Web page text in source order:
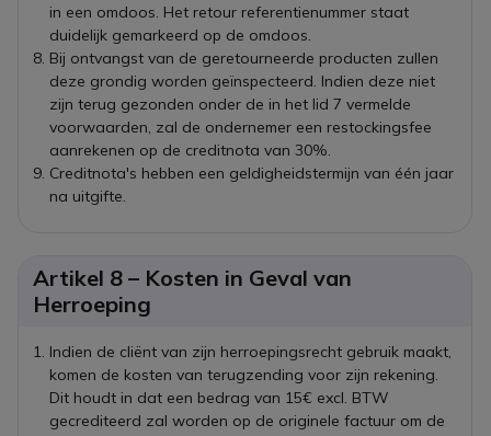
in een omdoos. Het retour referentienummer staat
duidelijk gemarkeerd op de omdoos.
Bij ontvangst van de geretourneerde producten zullen
deze grondig worden geïnspecteerd. Indien deze niet
zijn terug gezonden onder de in het lid 7 vermelde
voorwaarden, zal de ondernemer een restockingsfee
aanrekenen op de creditnota van 30%.
Creditnota's hebben een geldigheidstermijn van één jaar
na uitgifte.
Artikel 8 – Kosten in Geval van
Herroeping
Indien de cliënt van zijn herroepingsrecht gebruik maakt,
komen de kosten van terugzending voor zijn rekening.
Dit houdt in dat een bedrag van 15€ excl. BTW
gecrediteerd zal worden op de originele factuur om de